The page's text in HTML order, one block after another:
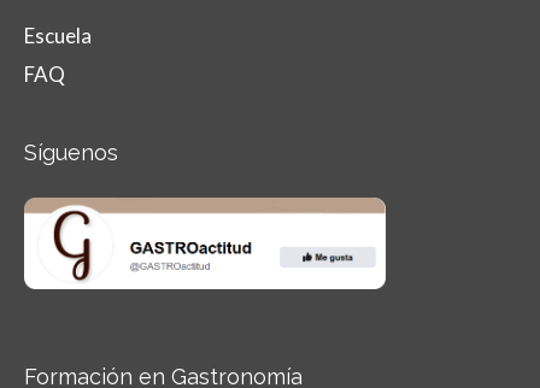
Escuela
FAQ
Síguenos
Formación en Gastronomía